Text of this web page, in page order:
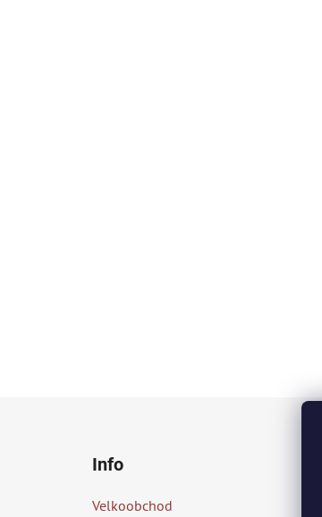
Info
Velkoobchod